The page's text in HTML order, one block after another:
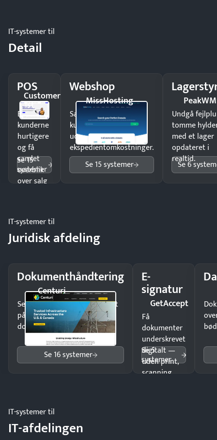
IT-systemer til
Detail
POS
Customer
1st
Ekspedér
kunderne
hurtigere
og få
samlet
overblik
over salg
Se 15
systemer
Webshop
MissHosting
Sælg produkter 24/7 til
kunder i hele landet
uden
ekspedientomkostninger.
Se 15 systemer
Undgå
tomme
med et lager
opdateret i
realtid.
Se 6
IT-systemer til
Juridisk afdeling
Dokumenthåndtering
Centuri
Send kontrakter til underskrift
på minutter og mist ingen
dokumenter.
Se 16 systemer
E-
signatur
GetAccept
Få
dokumenter
underskrevet
digitalt —
uden print,
scanning
Se 5
systemer
IT-systemer til
IT-afdelingen